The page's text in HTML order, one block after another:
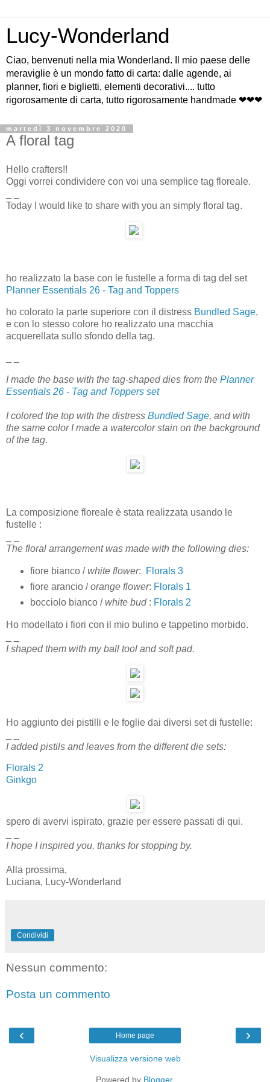
Lucy-Wonderland
Ciao, benvenuti nella mia Wonderland. Il mio paese delle
meraviglie è un mondo fatto di carta: dalle agende, ai
planner, fiori e biglietti, elementi decorativi.... tutto
rigorosamente di carta, tutto rigorosamente handmade ❤❤❤
martedì 3 novembre 2020
A floral tag
Hello crafters!!
Oggi vorrei condividere con voi una semplice tag floreale.
Today I would like to share with you an simply floral tag.
ho realizzato la base con le fustelle a forma di tag del set
Planner Essentials 26 - Tag and Toppers
ho colorato la parte superiore con il distress Bundled Sage,
e con lo stesso colore ho realizzato una macchia
acquerellata sullo sfondo della tag.
I made the base with the tag-shaped dies from the Planner
Essentials 26 - Tag and Toppers set
I colored the top with the distress Bundled Sage, and with
the same color I made a watercolor stain on the background
of the tag.
La composizione floreale è stata realizzata usando le
fustelle :
The floral arrangement was made with the following dies:
fiore bianco /white flower:
Florals 3
fiore arancio /orange flower: Florals 1
bocciolo bianco /white bud : Florals 2
Ho modellato i fiori con il mio bulino e tappetino morbido.
I shaped them with my ball tool andsoft pad.
Ho aggiunto dei pistilli e le foglie dai diversi set di fustelle:
I added pistils and leaves from the different die sets:
Florals 2
Ginkgo
spero di avervi ispirato, grazie per essere passati di qui.
I hope I inspired you, thanks for stopping by.
Alla prossima,
Luciana, Lucy-Wonderland
Condividi
Nessun commento:
Posta un commento
‹ ›
Home page
Visualizza versione web
Powered by Blogger.